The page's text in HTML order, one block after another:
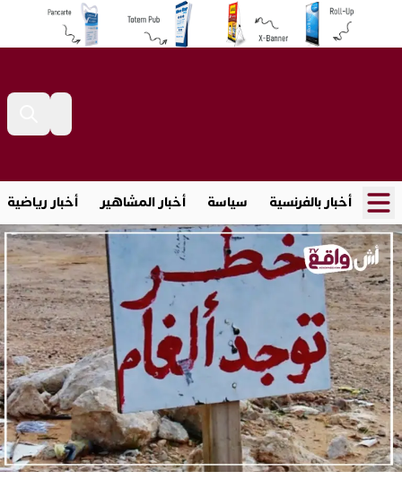
أخبار بالفرنسية سياسة أخبار المشاهير أخبار رياضية